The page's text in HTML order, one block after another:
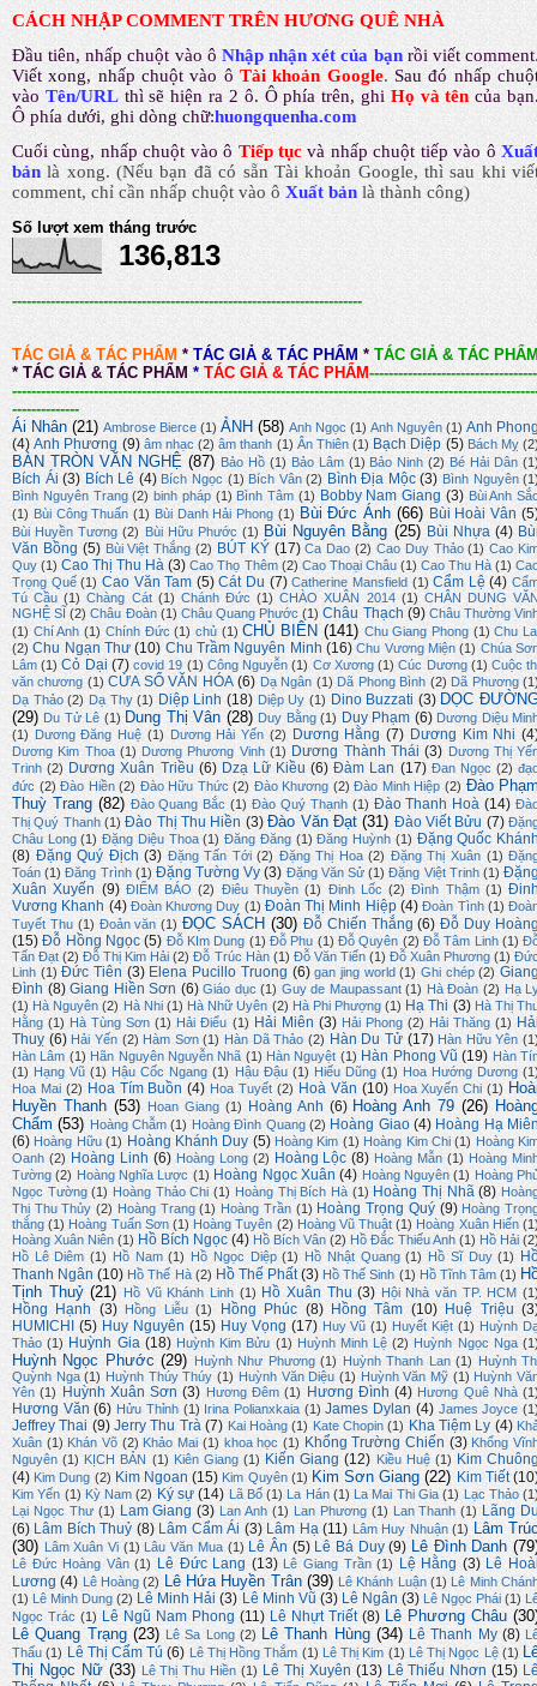
CÁCH NHẬP COMMENT TRÊN HƯƠNG QUÊ NHÀ
Đầu tiên, nhấp chuột vào ô Nhập nhận xét của bạn rồi viết comment
Viết xong, nhấp chuột vào ô Tài khoản Google. Sau đó nhấp
vào Tên/URL thì sẽ hiện ra 2 ô. Ô phía trên, ghi Họ và tên của
Ô phía dưới, ghi dòng chữ:huongquenha.com
Cuối cùng, nhấp chuột vào ô Tiếp tục và nhấp chuột tiếp vào ô
bản là xong.(Nếu bạn đã có sẵn Tài khoản Google, thì sau khi
comment, chỉ cần nhấp chuột vào ô Xuất bản là thành công)
Số lượt xem tháng trước
136,813
-------------------------------------------------------------------------
TÁC GIẢ & TÁC PHẨM * TÁC GIẢ & TÁC PHẨM * TÁC GIẢ & TÁC
* TÁC GIẢ & TÁC PHẨM * TÁC GIẢ & TÁC PHẨM-----------------------------------
--------------
Ái Nhân (21) Ambrose Bierce (1) ẢNH (58) Anh Ngọc (1) Anh Nguyên (1) Anh
(4) Anh Phương (9) âm nhạc (2) âm thanh (1) Ân Thiên (1) Bạch Diệp (5) Bách Mỵ
BÀN TRÒN VĂN NGHỆ (87) Bảo Hồ (1) Bảo Lâm (1) Bảo Ninh (2) Bé Hải Dân
Bích Ái (3) Bích Lê (4) Bích Ngọc (1) Bích Vân (2) Bình Địa Mộc (3) Bình Nguyên
Bình Nguyên Trang (2) binh pháp (1) Bình Tâm (1) Bobby Nam Giang (3) Bùi Anh
(1) Bùi Công Thuấn (1) Bùi Danh Hải Phong (1) Bùi Đức Ánh (66) Bùi Hoài Vân
Bùi Huyền Tương (2) Bùi Hữu Phước (1) Bùi Nguyên Bằng (25) Bùi Nhựa (4)
Văn Bồng (5) Bùi Việt Thắng (2) BÚT KÝ (17) Ca Dao (2) Cao Duy Thảo (1) Cao
Quy (1) Cao Thị Thu Hà (3) Cao Thọ Thêm (2) Cao Thoại Châu (1) Cao Thu Hà (1)
Trọng Quế (1) Cao Văn Tam (5) Cát Du (7) Catherine Mansfield (1) Cẩm Lệ (4)
Tú Cầu (1) Chàng Cát (1) Chánh Đức (1) CHÀO XUÂN 2014 (1) CHÂN DUNG
NGHỆ SĨ (2) Châu Đoàn (1) Châu Quang Phước (1) Châu Thạch (9) Châu Thường
(1) Chí Anh (1) Chính Đức (1) chủ (1) CHỦ BIÊN (141) Chu Giang Phong (1) Chu
(2) Chu Ngạn Thư (10) Chu Trầm Nguyên Minh (16) Chu Vương Miện (1) Chúa
Lâm (1) Cỏ Dại (7) covid 19 (1) Công Nguyễn (1) Cơ Xương (1) Cúc Dương (1) Cuộc
văn chương (1) CỬA SỔ VĂN HÓA (6) Dạ Ngân (1) Dã Phong Bình (2) Dã Phương
Dạ Thảo (2) Dạ Thy (1) Diệp Linh (18) Diệp Uy (1) Dino Buzzati (3) DỌC
(29) Du Tử Lê (1) Dung Thị Vân (28) Duy Bằng (1) Duy Phạm (6) Dương Diệu
(1)
Dương Đăng Huệ (1) Dương Hải Yến (2) Dương Hằng (7) Dương Kim Nhi
Dương Kim Thoa (1) Dương Phương Vinh (1) Dương Thành Thái (3) Dương Thị
Trinh (2) Dương Xuân Triều (6) Dzạ Lữ Kiều (6) Đàm Lan (17) Đan Ngọc (2)
đức (2) Đào Hiền (2) Đào Hữu Thức (2) Đào Khương (2) Đào Minh Hiệp (2) Đào
Thuỳ Trang (82) Đào Quang Bắc (1) Đào Quý Thạnh (1) Đào Thanh Hoà (14)
Thị Quý Thanh (1) Đào Thị Thu Hiền (3) Đào Văn Đạt (31) Đào Viết Bửu (7)
Châu Long (1) Đặng Diệu Thoa (1) Đăng Đăng (1) Đăng Huỳnh (1) Đặng Quốc
(8) Đặng Quý Địch (3) Đặng Tấn Tới (2) Đặng Thị Hoa (2) Đặng Thị Xuân (1)
Toán (1) Đăng Trình (1) Đặng Tường Vy (3) Đặng Văn Sử (1) Đặng Việt Trinh (1)
Xuân Xuyến (9) ĐIỂM BÁO (2) Điêu Thuyền (1) Đinh Lốc (2) Đình Thậm (1)
Vương Khanh (4) Đoàn Khương Duy (1) Đoàn Thị Minh Hiệp (4) Đoàn Tình (1)
Tuyết Thu (1) Đoản văn (1) ĐỌC SÁCH (30) Đỗ Chiến Thắng (6) Đỗ Duy
(15) Đỗ Hồng Ngọc (5) Đỗ KIm Dung (1) Đỗ Phu (1) Đỗ Quyên (2) Đỗ Tâm Linh (1)
Tấn Đạt (2) Đỗ Thị Kim Hải (2) Đỗ Trúc Hàn (1) Đỗ Văn Tiến (1) Đỗ Xuân Phương (1)
Linh (1) Đức Tiên (3) Elena Pucillo Truong (6) gan jing world (1) Ghi chép (2)
Đình (8) Giang Hiền Sơn (6) Giáo dục (1) Guy de Maupassant (1) Hà Đoàn (2) Hạ
(1) Hà Nguyên (2) Hà Nhi (1) Hà Nhữ Uyên (2) Hà Phi Phượng (1) Hạ Thi (3) Hà Thị
Hằng (1) Hà Tùng Sơn (1) Hải Điểu (1) Hải Miên (3) Hải Phong (2) Hải Thăng (1)
Thuỵ (6) Hải Yến (2) Hàm Sơn (1) Hàn Dã Thảo (2) Hàn Du Tử (17) Hàn Hữu Yên
Hàn Lâm (1) Hãn Nguyên Nguyễn Nhã (1) Hàn Nguyệt (1) Hàn Phong Vũ (19) Hàn
(1) Hạng Vũ (1) Hậu Cốc Ngang (1) Hậu Đậu (1) Hiếu Dũng (1) Hoa Hướng Dương
Hoa Mai (2) Hoa Tím Buồn (4) Hoa Tuyết (2) Hoà Văn (10) Hoa Xuyến Chi (1)
Huyền Thanh (53) Hoan Giang (1) Hoàng Anh (6) Hoàng Anh 79 (26)
Chẩm (53) Hoàng Chẫm (1) Hoàng Đình Quang (2) Hoàng Giao (4) Hoàng Hạ
(6) Hoàng Hữu (1) Hoàng Khánh Duy (5) Hoàng Kim (1) Hoàng Kim Chi (1) Hoàng
Oanh (2) Hoàng Linh (6) Hoàng Long (2) Hoàng Lộc (8) Hoàng Mẫn (1) Hoàng
Tường (2) Hoàng Nghĩa Lược (1) Hoàng Ngọc Xuân (4) Hoàng Nguyên (1) Hoàng
Ngọc Tường (1) Hoàng Thảo Chi (1) Hoàng Thị Bích Hà (1) Hoàng Thị Nhã (8)
Thị Thu Thủy (2) Hoàng Trang (1) Hoàng Trần (1) Hoàng Trọng Quý (9) Hoàng
thắng (1) Hoàng Tuấn Sơn (1) Hoàng Tuyên (2) Hoàng Vũ Thuật (1) Hoàng Xuân Hiến
Hoàng Xuân Niên (1) Hồ Bích Ngọc (4) Hồ Bích Vân (2) Hồ Đắc Thiếu Anh (1) Hồ Hải
Hồ Lê Diêm (1) Hồ Nam (1) Hồ Ngọc Diệp (1) Hồ Nhật Quang (1) Hồ Sĩ Duy (1)
Thanh Ngân (10) Hồ Thế Hà (2) Hồ Thế Phất (3) Hồ Thế Sinh (1) Hồ Tĩnh Tâm (1)
Tịnh Thuỷ (21) Hồ Vũ Khánh Linh (1) Hồ Xuân Thu (3) Hội Nhà văn TP. HCM
Hồng Hạnh (3) Hồng Liễu (1) Hồng Phúc (8) Hồng Tâm (10) Huệ Triệu
HUMICHI
(5) Huy Nguyên (15) Huy Vọng (17) Huy Vũ (1) Huyết Kiệt (1) Huỳnh
Thảo (1) Huỳnh Gia (18) Huỳnh Kim Bửu (1) Huỳnh Minh Lệ (2) Huỳnh Ngọc Nga
Huỳnh Ngọc Phước (29) Huỳnh Như Phương (1) Huỳnh Thanh Lan (1)
Huỳnh
Quỳnh Nga (1) Huỳnh Thúy Thúy (1) Huỳnh Văn Diệu (1) Huỳnh Văn Mỹ (1) Huỳnh
Yên (1) Huỳnh Xuân Sơn (3) Hương Đêm (1) Hương Đình (4) Hương Quê Nhà
Hương Văn (6) Hửu Thỉnh (1) Irina Polianxkaia (1) James Dylan (4) James Joyce
Jeffrey Thai (9) Jerry Thu Trà (7) Kai Hoàng (1) Kate Chopin (1) Kha Tiệm Ly (4)
Xuân (1) Khán Võ (2) Khảo Mai (1) khoa học (1) Khổng Trường Chiến (3) Khổng
Nguyên (1) KỊCH BẢN (1) Kiên Giang (1) Kiến Giang (12) Kiều Huệ (1) Kim
(4) Kim Dung (2) Kim Ngoan (15) Kim Quyên (1) Kim Sơn Giang (22) Kim Tiết
Kim Yến (1) Kỳ Nam (2) Ký sự (14) Lã Bố (1) La Hán (1) La Mai Thi Gia (1) Lạc Thảo
Lại Ngọc Thư (1) Lam Giang (3) Lan Anh (1) Lan Phương (1) Lan Thanh (1) Lãng
(6) Lâm Bích Thuỷ (8) Lâm Cẩm Ái (3) Lâm Hạ (11) Lâm Huy Nhuận (1) Lâm
(30) Lâm Xuân Vi (1) Lâu Văn Mua (1) Lê Ân (5) Lê Bá Duy (9) Lê Đình Danh
Lê Đức Hoàng Vân (1) Lê Đức Lang (13) Lê Giang Trần (1) Lệ Hằng (3) Lê
Lương (4) Lê Hoàng (2) Lê Hứa Huyền Trân (39) Lê Khánh Luận (1) Lê Minh
(1) Lê Minh Dung (2) Lê Minh Hải (3) Lê Minh Vũ (3) Lê Ngân (3) Lê Ngọc Phái (1)
Ngọc Trác (1) Lê Ngũ Nam Phong (11) Lê Nhựt Triết (8) Lê Phương Châu
Lê Quang Trạng (23) Lê Sa Long (2) Lê Thanh Hùng (34) Lê Thanh My (8)
Thấu (1) Lê Thị Cẩm Tú (6) Lê Thị Hồng Thắm (1) Lê Thị Kim (1) Lê Thị Ngọc Lệ (1)
Thị Ngọc Nữ (33) Lê Thị Thu Hiền (1) Lê Thị Xuyên (13) Lê Thiếu Nhơn (15)